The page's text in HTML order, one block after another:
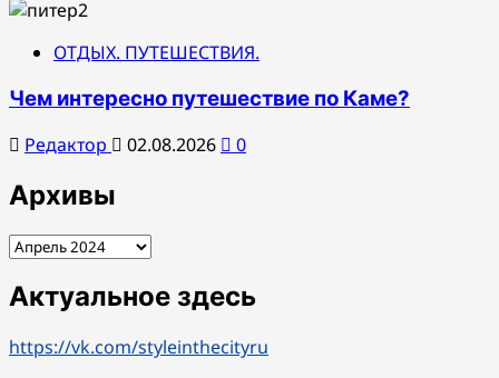
ОТДЫХ. ПУТЕШЕСТВИЯ.
Чем интересно путешествие по Каме?
Редактор 02.08.2026 0
Архивы
Архивы
Актуальное здесь
https://vk.com/styleinthecityru